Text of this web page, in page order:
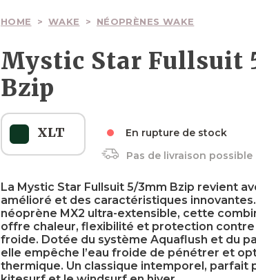
Planches
Planches
Foils
Wakefoils
Néoprènes
Planches
Textiles
HOME > WAKE > NÉOPRÈNES WAKE
Mystic Star Fullsuit
Bzip
XLT
En rupture de stock
Pas de livraison possible
La Mystic Star Fullsuit 5/3mm Bzip revient
amélioré et des caractéristiques
néoprène MX2 ultra-extensible, cette
offre chaleur, flexibilité et protection contre
froide. Dotée du système Aquaflush et du
elle empêche l’eau froide de pénétrer et
thermique. Un classique intemporel, parfait